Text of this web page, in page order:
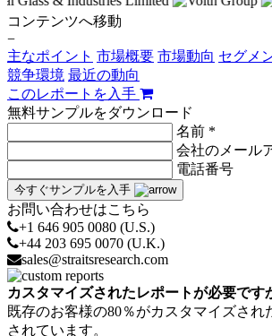
コンテンツへ移動
−
主なポイント 市場概要 市場動向 セグメ
競争環境 最近の動向
このレポートを入手
無料サンプルをダウンロード
名前 *
会社のメール
電話番号
今すぐサンプルを入手
お問い合わせはこちら
+1 646 905 0080 (U.S.)
+44 203 695 0070 (U.K.)
sales@straitsresearch.com
カスタマイズされたレポートが必要です
既存のお客様の80％がカスタマイズされ
されています。